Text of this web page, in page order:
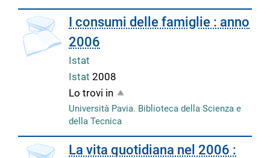
I consumi delle famiglie : anno
2006
Istat
Istat2008
Lo trovi in
Università Pavia. Biblioteca della Scienza e
della Tecnica
La vita quotidiana nel 2006 :